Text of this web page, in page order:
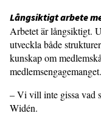
Långsiktigt arbete
Arbetet är långsiktigt.
utveckla både
kunskap om
medlemsengagemanget.
– Vi vill inte gissa vad
Widén.